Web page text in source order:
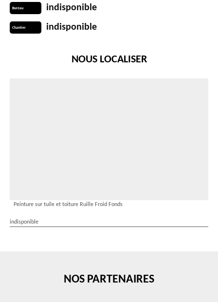
Bureau indisponible
Chantier indisponible
NOUS LOCALISER
Peinture sur tuile et toiture Ruille Froid Fonds
indisponible
NOS PARTENAIRES